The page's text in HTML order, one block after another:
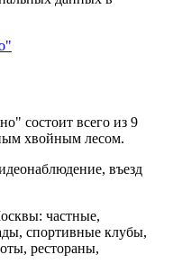
состоит всего из 9
хвойным лесом.
въезд
частные,
спортивные клубы,
рестораны,